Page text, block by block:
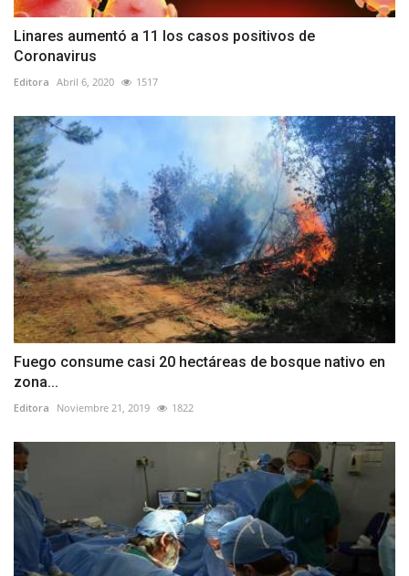
Linares aumentó a 11 los casos positivos de
Coronavirus
Editora Abril 6, 2020 1517
Fuego consume casi 20 hectáreas de bosque nativo en
zona...
Editora Noviembre 21, 2019 1822